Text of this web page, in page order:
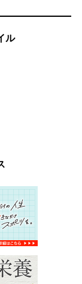
ル